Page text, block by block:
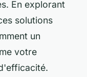
En explorant
solutions
un
votre